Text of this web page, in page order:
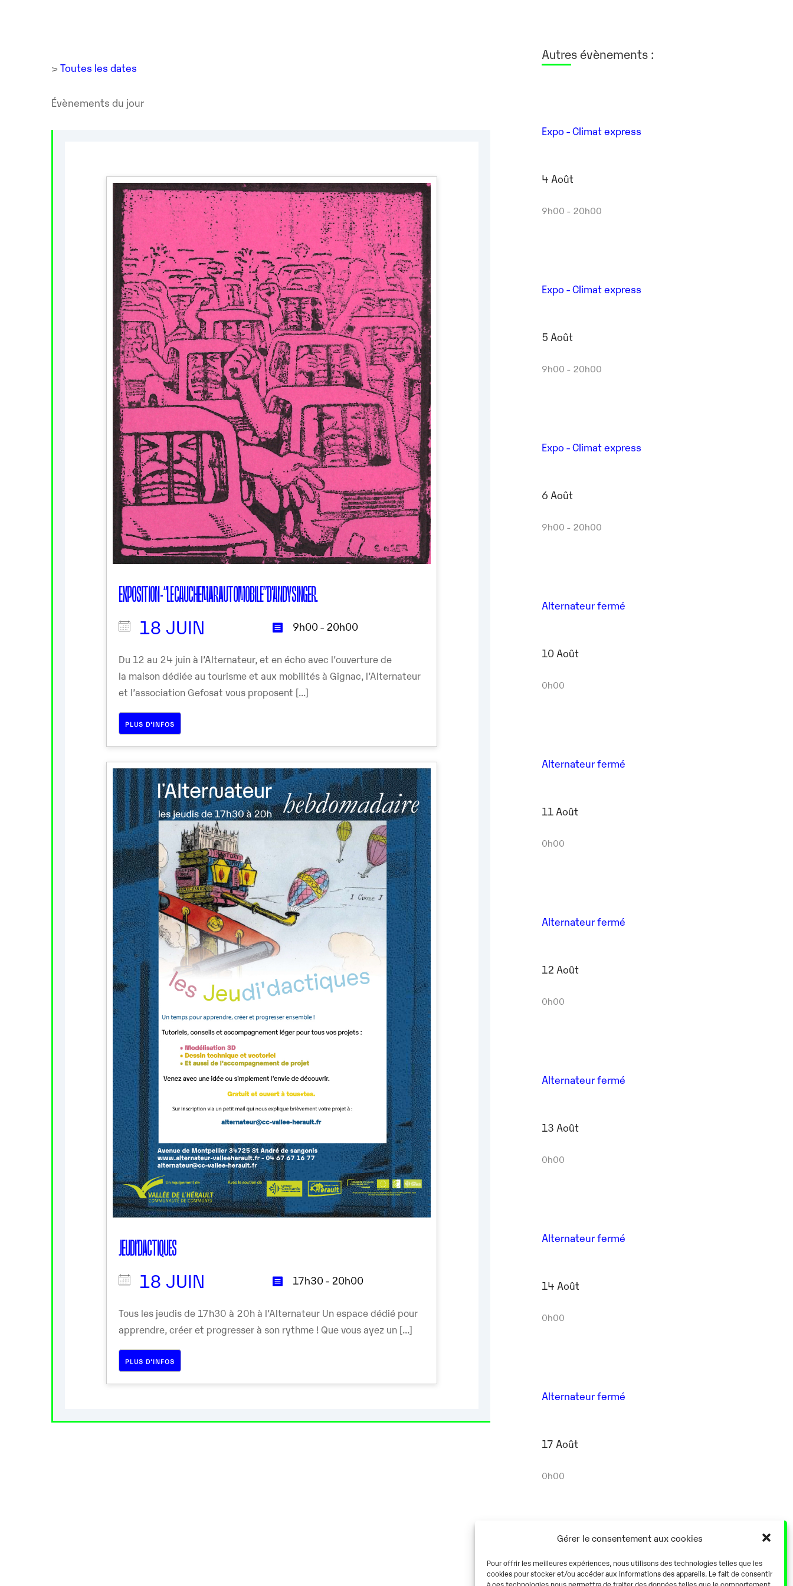
Gérer le consentement aux cookies
Pour offrir les meilleures expériences, nous utilisons des technologies telles que les
cookies pour stocker et/ou accéder aux informations des appareils. Le fait de consentir
à ces technologies nous permettra de traiter des données telles que le comportement
> Toutes les dates
Évènements du jour
EXPOSITION - “LE CAUCHEMAR AUTOMOBILE” D'ANDY SINGER.
18 JUIN 9h00 - 20h00
Du 12 au 24 juin à l’Alternateur, et en écho avec l’ouverture de
la maison dédiée au tourisme et aux mobilités à Gignac, l’Alternateur
et l’association Gefosat vous proposent [...]
PLUS D’INFOS
JEUDI’DACTIQUES
18 JUIN 17h30 - 20h00
Tous les jeudis de 17h30 à 20h à l’Alternateur Un espace dédié pour
apprendre, créer et progresser à son rythme ! Que vous ayez un [...]
PLUS D’INFOS
Autres évènements :
Expo - Climat express
4 Août
9h00 - 20h00
Expo - Climat express
5 Août
9h00 - 20h00
Expo - Climat express
6 Août
9h00 - 20h00
Alternateur fermé
10 Août
0h00
Alternateur fermé
11 Août
0h00
Alternateur fermé
12 Août
0h00
Alternateur fermé
13 Août
0h00
Alternateur fermé
14 Août
0h00
Alternateur fermé
17 Août
0h00